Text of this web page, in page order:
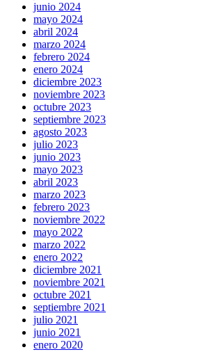
junio 2024
mayo 2024
abril 2024
marzo 2024
febrero 2024
enero 2024
diciembre 2023
noviembre 2023
octubre 2023
septiembre 2023
agosto 2023
julio 2023
junio 2023
mayo 2023
abril 2023
marzo 2023
febrero 2023
noviembre 2022
mayo 2022
marzo 2022
enero 2022
diciembre 2021
noviembre 2021
octubre 2021
septiembre 2021
julio 2021
junio 2021
enero 2020